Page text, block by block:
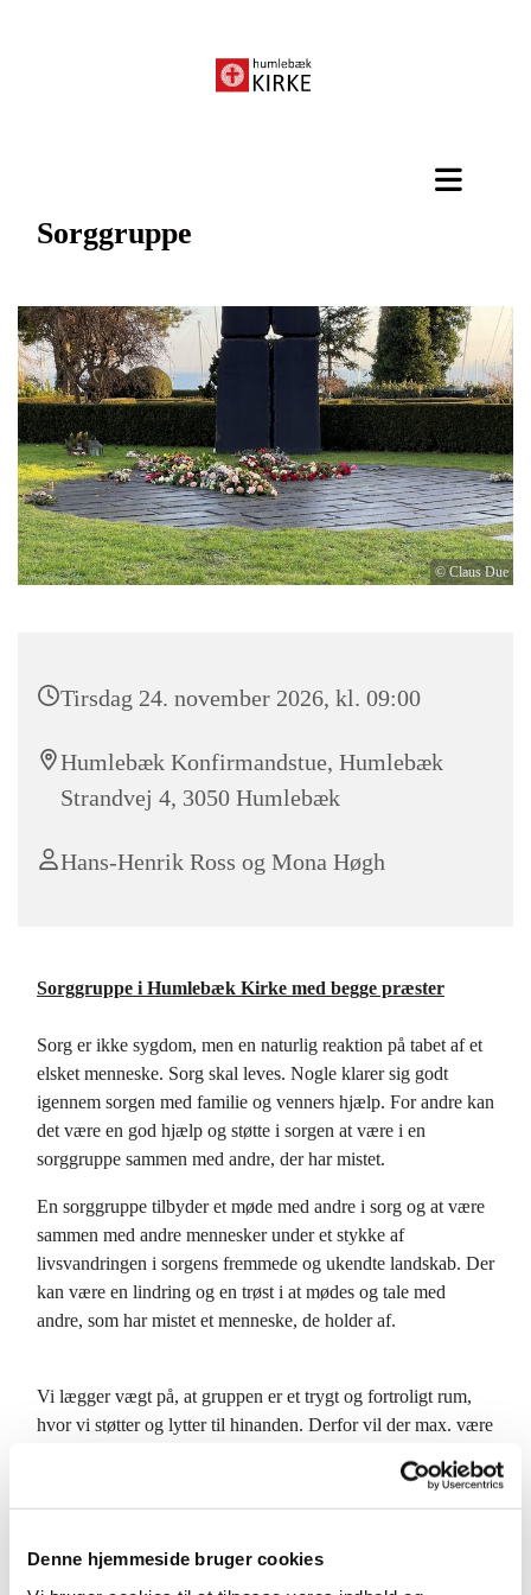
Denne hjemmeside bruger cookies
Sorggruppe
© Claus Due
Tirsdag 24. november 2026, kl. 09:00
Humlebæk Konfirmandstue, Humlebæk
Strandvej 4, 3050 Humlebæk
Hans-Henrik Ross og Mona Høgh
Sorggruppe i Humlebæk Kirke med begge præster
Sorg er ikke sygdom, men en naturlig reaktion på tabet af et
elsket menneske. Sorg skal leves. Nogle klarer sig godt
igennem sorgen med familie og venners hjælp. For andre kan
det være en god hjælp og støtte i sorgen at være i en
sorggruppe sammen med andre, der har mistet.
En sorggruppe tilbyder et møde med andre i sorg og at være
sammen med andre mennesker under et stykke af
livsvandringen i sorgens fremmede og ukendte landskab. Der
kan være en lindring og en trøst i at mødes og tale med
andre, som har mistet et menneske, de holder af.
Vi lægger vægt på, at gruppen er et trygt og fortroligt rum,
hvor vi støtter og lytter til hinanden. Derfor vil der max. være
mødes 10 gange og afslutter forløbet, når foråret kommer og
vi nærmer os påsken.